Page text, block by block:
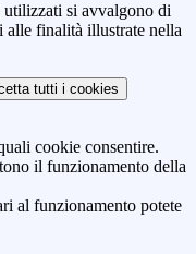
utilizzati si avvalgono di
alle finalità illustrate nella
tutti i cookies
cookie consentire.
il funzionamento della
al funzionamento potete